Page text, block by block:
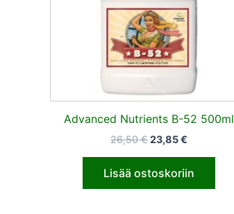
Advanced Nutrients B-52 500ml
26,50€23,85€
Lisää ostoskoriin